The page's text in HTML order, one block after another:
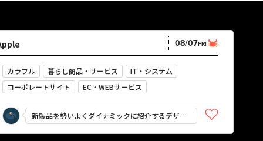
08/07FRI
カラフル 暮らし商品・サービス
IT・システム
コーポレートサイト
EC・WEBサービス
かっこいい
スタイリッシュ
新製品を勢いよくダイナミックに紹介するデザイ
ン